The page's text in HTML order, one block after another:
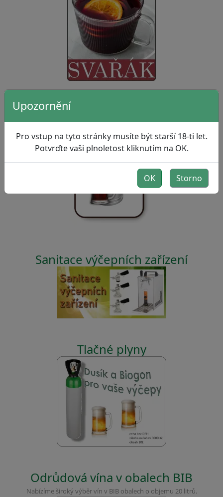
Sanitace výčepních zařízení
Tlačné plyny
Odrůdová vína v obalech BIB
Nabízíme široký výběr vín v BIB obalech o objemu 20 litrů.
Upozornění
Pro vstup na tyto stránky musíte být starší 18-ti let.
Potvrďte vaši plnoletost kliknutím na OK.
OK Storno